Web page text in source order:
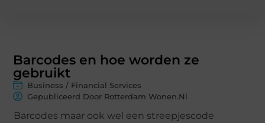
Barcodes en hoe worden ze
gebruikt
Business / Financial Services
Gepubliceerd Door Rotterdam Wonen.nl
Barcodes maar ook wel een streepjescode